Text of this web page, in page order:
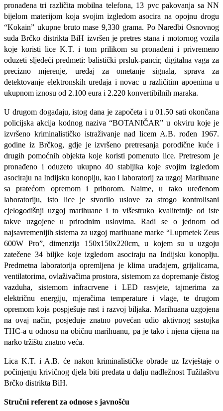
pronađena tri različita mobilna telefona, 13 pvc pakovanja sa NN
bijelom materijom koja svojim izgledom asocira na opojnu drogu
“Kokain” ukupne bruto mase 9,330 grama. Po Naredbi Osnovnog
suda Brčko distrikta BiH izvršen je pretres stana i motornog vozila
koje koristi lice K.T. i tom prilikom su pronađeni i privremeno
oduzeti sljedeći predmeti: balistički prsluk-pancir, digitalna vaga za
precizno mjerenje, uređaj za ometanje signala, sprava za
detektovanje elektronskih uređaja i novac u različitim apoenima u
ukupnom iznosu od 2.100 eura i 2.220 konvertibilnih maraka.
U drugom događaju, istog dana je započeta i u 01.50 sati okončana
policijska akcija kodnog naziva “BOTANIČAR” u okviru koje je
izvršeno kriminalističko istraživanje nad licem A.B. rođen 1967.
godine iz Brčkog, gdje je izvršeno pretresanja porodične kuće i
drugih pomoćnih objekta koje koristi pomenuto lice. Pretresom je
pronađeno i oduzeto ukupno 40 stabljika koje svojim izgledom
asociraju na Indijsku konoplju, kao i laboratorij za uzgoj Marihuane
sa pratećom opremom i priborom. Naime, u tako uređenom
laboratoriju, isto lice je stvorilo uslove za strogo kontrolisani
cjelogodišnji uzgoj marihuane i to višestruko kvalitetnije od iste
takve uzgojene u prirodnim uslovima. Radi se o jednom od
najsavremenijih sistema za uzgoj marihuane marke “Lupmetek Zeus
600W Pro”, dimenzija 150x150x220cm, u kojem su u uzgoju
zatečene 34 biljke koje izgledom asociraju na Indijsku konoplju.
Predmetna laboratorija opremljena je klima urađajem, grijalicama,
ventilatorima, ovlaživačima prostora, sistemom za dopremanje čistog
vazduha, sistemom infracrvene i LED rasvjete, tajmerima za
električnu energiju, mjeračima temperature i vlage, te drugom
opremom koja pospješuje rast i razvoj biljaka. Marihuana uzgojena
na ovaj način, posjeduje znatno povećan udio aktivnog sastojka
THC-a u odnosu na običnu marihuanu, pa je tako i njena cijena na
narko tržištu znatno veća.
Lica K.T. i A.B. će nakon kriminalističke obrade uz Izvještaje o
počinjenju krivičnog djela biti predata u dalju nadležnost Tužilaštvu
Brčko distrikta BiH.
Stručni referent za odnose s javnošću